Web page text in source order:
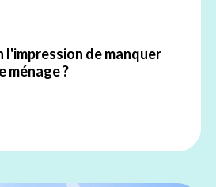
de manquer
ménage ?